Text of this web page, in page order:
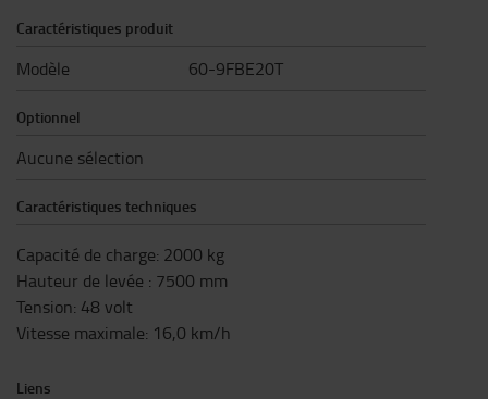
Caractéristiques produit
Modèle 60-9FBE20T
Optionnel
Aucune sélection
Caractéristiques techniques
Capacité de charge: 2000 kg
Hauteur de levée : 7500 mm
Tension: 48 volt
Vitesse maximale: 16,0 km/h
Liens